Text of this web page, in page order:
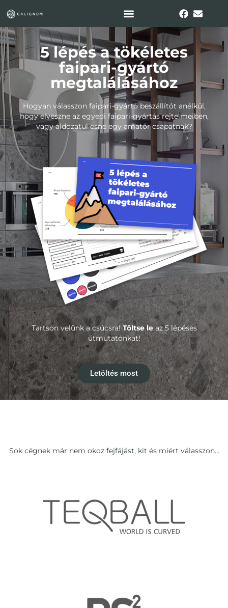
5 lépés a tökéletes
faipari-gyártó
megtalálásához
Hogyan válasszon faipari-gyártó beszállítót anélkül,
hogy elveszne az egyedi faipari-gyártás rejtelmeiben,
vagy áldozatul esne egy amatőr csapatnak?
Tartson velünk a csúcsra!Töltse leaz 5 lépéses
útmutatónkat!
Letöltés most
Sok cégnek már nem okoz fejfájást, kit és miért válasszon…